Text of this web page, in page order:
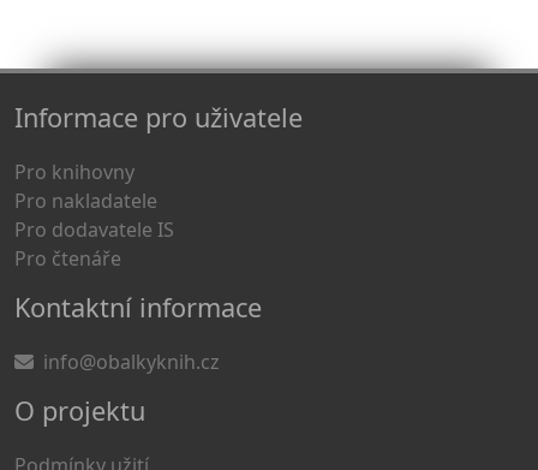
Informace pro uživatele
Pro knihovny
Pro nakladatele
Pro dodavatele IS
Pro čtenáře
Kontaktní informace
info@obalkyknih.cz
O projektu